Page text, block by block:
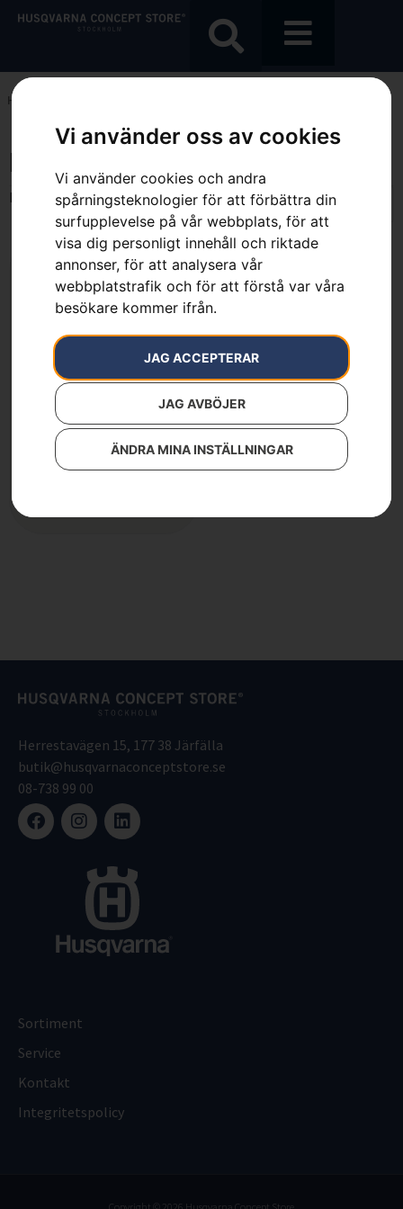
Vi använder oss av cookies
Vi använder cookies och andra
spårningsteknologier för att förbättra din
surfupplevelse på vår webbplats, för att
visa dig personligt innehåll och riktade
annonser, för att analysera vår
webbplatstrafik och för att förstå var våra
besökare kommer ifrån.
JAG ACCEPTERAR
JAG AVBÖJER
ÄNDRA MINA INSTÄLLNINGAR
Hem
Elektrisk
Endast ett sökresultat
HUSQVARNA 420EL
Herrestavägen 15, 177 38 Järfälla
butik@husqvarnaconceptstore.se
08-738 99 00
Sortiment
Service
Kontakt
Integritetspolicy